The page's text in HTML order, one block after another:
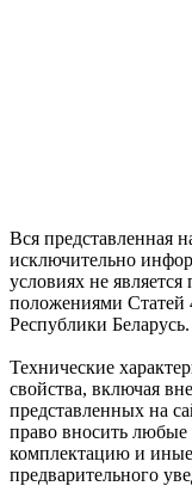
Вся представленная
исключительно
условиях не
положениями Статей
Республики Беларусь.
Технические
свойства, включая
представленных на
право вносить
комплектацию и иные
предварительного